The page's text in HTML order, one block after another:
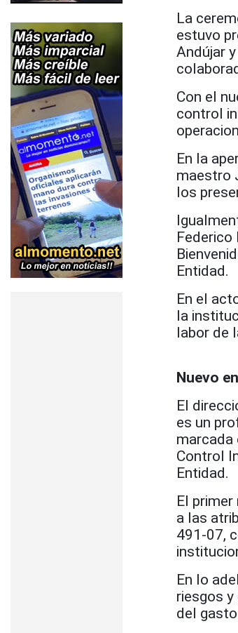
La
estuvo
Andújar
Con el
control
En la
maestro
los
Federico
Entidad.
En el
la
labor de
Nuevo
El
es un
marcada
Control
Entidad.
El
a las
491-07,
En lo
riesgos
del